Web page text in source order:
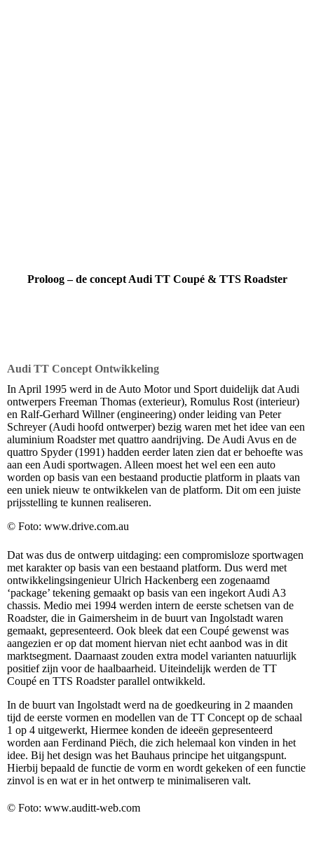
Proloog – de concept Audi TT Coupé & TTS Roadster
Audi TT Concept Ontwikkeling
In April 1995 werd in de Auto Motor und Sport duidelijk dat Audi
ontwerpers Freeman Thomas (exterieur), Romulus Rost (interieur)
en Ralf-Gerhard Willner (engineering) onder leiding van Peter
Schreyer (Audi hoofd ontwerper) bezig waren met het idee van een
aluminium Roadster met quattro aandrijving. De Audi Avus en de
quattro Spyder (1991) hadden eerder laten zien dat er behoefte was
aan een Audi sportwagen. Alleen moest het wel een een auto
worden op basis van een bestaand productie platform in plaats van
een uniek nieuw te ontwikkelen van de platform. Dit om een juiste
prijsstelling te kunnen realiseren.
© Foto: www.drive.com.au
Dat was dus de ontwerp uitdaging: een compromisloze sportwagen
met karakter op basis van een bestaand platform. Dus werd met
ontwikkelingsingenieur Ulrich Hackenberg een zogenaamd
‘package’ tekening gemaakt op basis van een ingekort Audi A3
chassis. Medio mei 1994 werden intern de eerste schetsen van de
Roadster, die in Gaimersheim in de buurt van Ingolstadt waren
gemaakt, gepresenteerd. Ook bleek dat een Coupé gewenst was
aangezien er op dat moment hiervan niet echt aanbod was in dit
marktsegment. Daarnaast zouden extra model varianten natuurlijk
positief zijn voor de haalbaarheid. Uiteindelijk werden de TT
Coupé en TTS Roadster parallel ontwikkeld.
In de buurt van Ingolstadt werd na de goedkeuring in 2 maanden
tijd de eerste vormen en modellen van de TT Concept op de schaal
1 op 4 uitgewerkt, Hiermee konden de ideeën gepresenteerd
worden aan Ferdinand Piëch, die zich helemaal kon vinden in het
idee. Bij het design was het Bauhaus principe het uitgangspunt.
Hierbij bepaald de functie de vorm en wordt gekeken of een functie
zinvol is en wat er in het ontwerp te minimaliseren valt.
© Foto: www.auditt-web.com